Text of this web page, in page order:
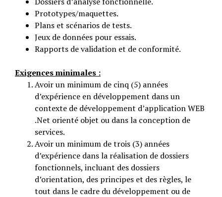
Prototypes/maquettes.
Plans et scénarios de tests.
Jeux de données pour essais.
Rapports de validation et de conformité.
Exigences minimales :
Avoir un minimum de cinq (5) années
d’expérience en développement dans un
contexte de développement d’application WEB
.Net orienté objet ou dans la conception de
services.
Avoir un minimum de trois (3) années
d’expérience dans la réalisation de dossiers
fonctionnels, incluant des dossiers
d’orientation, des principes et des règles, le
tout dans le cadre du développement ou de